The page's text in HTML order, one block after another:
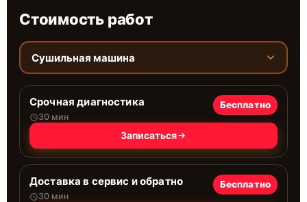
Стоимость работ
Сушильная машина
Срочная диагностика
30 мин
Бесплатно
Записаться
Доставка в сервис и обратно
30 мин
Бесплатно